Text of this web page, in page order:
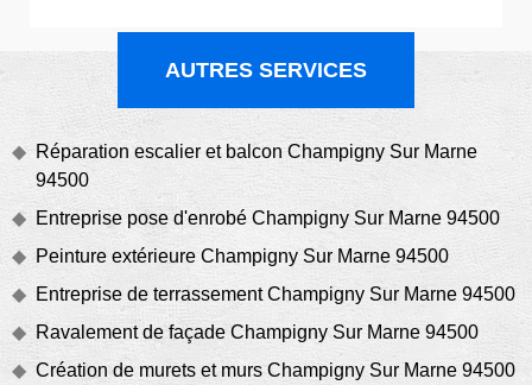
AUTRES SERVICES
Réparation escalier et balcon Champigny Sur Marne
94500
Entreprise pose d'enrobé Champigny Sur Marne 94500
Peinture extérieure Champigny Sur Marne 94500
Entreprise de terrassement Champigny Sur Marne 94500
Ravalement de façade Champigny Sur Marne 94500
Création de murets et murs Champigny Sur Marne 94500